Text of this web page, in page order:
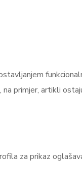
primjer, artikli
za prikaz